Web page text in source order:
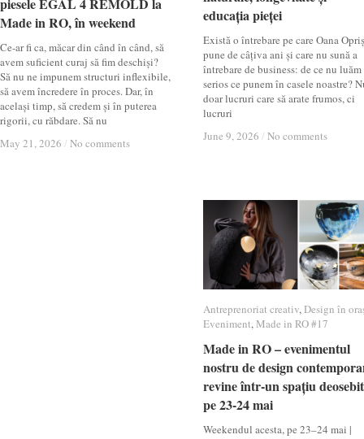
educația pieței
Există o întrebare pe care Oana
pune de câțiva ani și care nu sună a
întrebare de business: de ce nu
serios ce punem în casele noastre?
doar lucruri care să arate frumos, ci
lucruri
June 9, 2026 / No comments
educația pieței
June 9, 2026 / No comments
Made in RO, în weekend
Ce-ar fi ca, măcar din când în când, să
avem suficient curaj să fim deschiși?
Să nu ne impunem structuri inflexibile,
să avem încredere în proces. Dar, în
același timp, să credem și în puterea
rigorii, cu răbdare. Să nu
May 21, 2026 / No comments
Made in RO, în weekend
May 21, 2026 / No comments
Antreprenoriat creativ,Design în
Eveniment,Made in RO #17
Made in RO – evenimentul
nostru de design
revine într-un spațiu
pe 23-24 mai
Weekendul acesta, pe 23–24 mai |
Antreprenoriat creativ Design în
Eveniment Made in RO #17
Made in RO – evenimentul
nostru de design
revine într-un spațiu
pe 23-24 mai